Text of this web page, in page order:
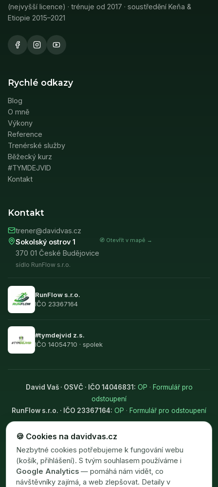
(nejvyšší licence) · trénuje od 2017 · soustředění Keňa &
Etiopie 2015–2021
Rychlé odkazy
Blog
O mně
Výkony
Reference
Trenérské služby
Běžecký kurz
#TYMDEJVID
Kontakt
Kontakt
trener@davidvas.cz
Sokolský ostrov 1
370 01 České Budějovice
sídlo RunFlow s.r.o.
🧭 Otevřít v mapě →
RunFlow s.r.o.
IČO 23367164
#tymdejvid z.s.
IČO 14054710 · spolek
David Vaš · OSVČ · IČO 14046831: OP · Formulář pro
odstoupení
RunFlow s.r.o. · IČO 23367164: OP · Formulář pro odstoupení
Nastavení cookies
🍪 Cookies na davidvas.cz
Nezbytné cookies potřebujeme k fungování webu
(košík, přihlášení). S tvým souhlasem používáme i
Google Analytics — pomáhá nám vidět, co
návštěvníky zajímá, a web zlepšovat. Detaily v